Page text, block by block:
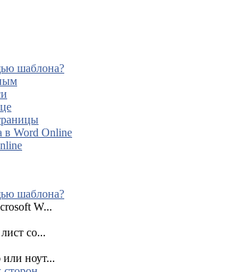
шаблона?
в Word Online
шаблона?
W...
со...
ноут...